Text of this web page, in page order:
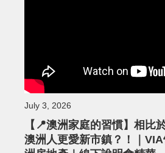
July 3, 2026
【📍澳洲家庭的習慣】相比
澳洲人更愛新市鎮？！｜